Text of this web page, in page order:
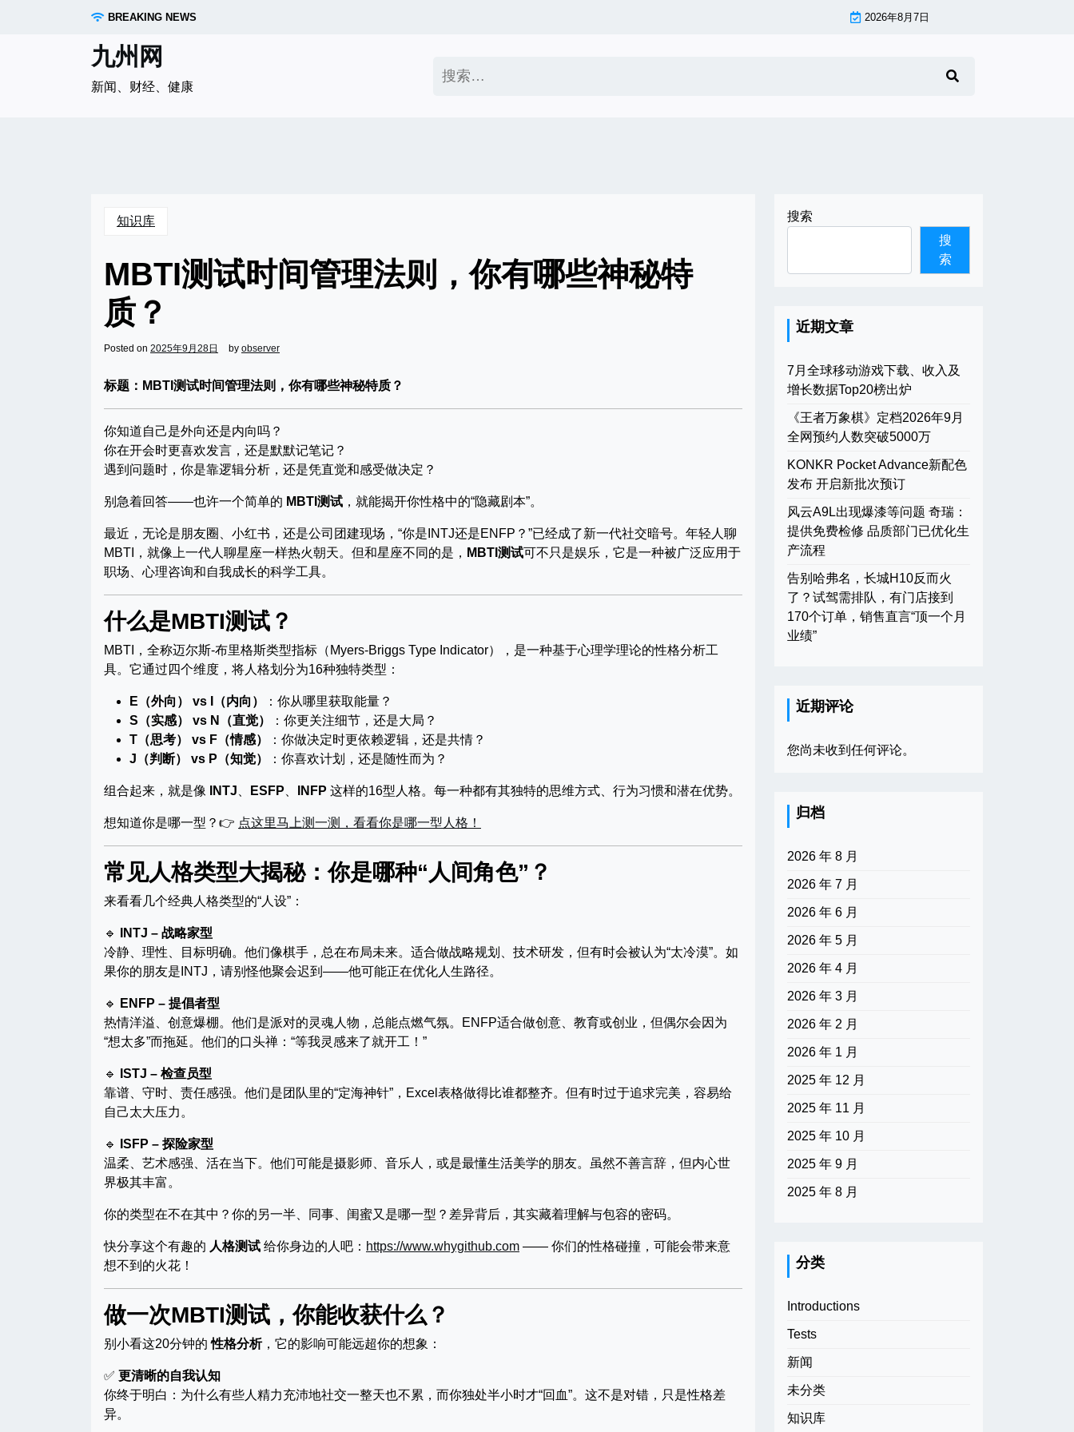
BREAKING NEWS 2026年8月7日
九州网
新闻、财经、健康
索：
知识库
MBTI测试时间管理法则，你有哪些神秘特
质？
Posted on 2025年9月28日 by observer
标题：MBTI测试时间管理法则，你有哪些神秘特质？
你知道自己是外向还是内向吗？
你在开会时更喜欢发言，还是默默记笔记？
遇到问题时，你是靠逻辑分析，还是凭直觉和感受做决定？
别急着回答——也许一个简单的 MBTI测试 ，就能揭开你性格中的“隐藏剧本”。
最近，无论是朋友圈、小红书，还是公司团建现场，“你是INTJ还是ENFP？”已经成了新一代社交暗号。年轻人聊
MBTI，就像上一代人聊星座一样热火朝天。但和星座不同的是， MBTI测试可不只是娱乐，它是一种被广泛应用于
职场、心理咨询和自我成长的科学工具。
什么是MBTI测试？
MBTI，全称迈尔斯-布里格斯类型指标（Myers-Briggs Type Indicator），是一种基于心理学理论的性格分析工
具。它通过四个维度，将人格划分为16种独特类型：
E（外向） vs I（内向）
：你从哪里获取能量？
S（实感） vs N（直觉）
：你更关注细节，还是大局？
T（思考） vs F（情感）
：你做决定时更依赖逻辑，还是共情？
J（判断） vs P（知觉）
：你喜欢计划，还是随性而为？
组合起来，就是像 INTJ ESFP INFP 这样的16型人格。每一种都有其独特的思维方式、行为习惯和潜在优势。
想知道你是哪一型？👉 点这里马上测一测，看看你是哪一型人格！
常见人格类型大揭秘：你是哪种“人间角色”？
来看看几个经典人格类型的“人设”：
🔹
INTJ – 战略家型
冷静、理性、目标明确。他们像棋手，总在布局未来。适合做战略规划、技术研发，但有时会被认为“太冷漠”。如
果你的朋友是INTJ，请别怪他聚会迟到——他可能正在优化人生路径。
🔹
ENFP – 提倡者型
热情洋溢、创意爆棚。他们是派对的灵魂人物，总能点燃气氛。ENFP适合做创意、教育或创业，但偶尔会因为
“想太多”而拖延。他们的口头禅：“等我灵感来了就开工！”
🔹
ISTJ – 检查员型
靠谱、守时、责任感强。他们是团队里的“定海神针”，Excel表格做得比谁都整齐。但有时过于追求完美，容易给
自己太大压力。
🔹
ISFP – 探险家型
温柔、艺术感强、活在当下。他们可能是摄影师、音乐人，或是最懂生活美学的朋友。虽然不善言辞，但内心世
界极其丰富。
你的类型在不在其中？你的另一半、同事、闺蜜又是哪一型？差异背后，其实藏着理解与包容的密码。
快分享这个有趣的 人格测试 给你身边的人吧： https://www.whygithub.com —— 你们的性格碰撞，可能会带来意
想不到的火花！
做一次MBTI测试，你能收获什么？
别小看这20分钟的性格分析，它的影响可能远超你的想象：
✅ 更清晰的自我认知
你终于明白：为什么有些人精力充沛地社交一整天也不累，而你独处半小时才“回血”。这不是对错，只是性格差
异。
搜索
搜
索
近期文章
7月全球移动游戏下载、收入及
增长数据Top20榜出炉
《王者万象棋》定档2026年9月
全网预约人数突破5000万
KONKR Pocket Advance新配色
发布 开启新批次预订
风云A9L出现爆漆等问题 奇瑞：
提供免费检修 品质部门已优化生
产流程
告别哈弗名，长城H10反而火
了？试驾需排队，有门店接到
170个订单，销售直言“顶一个月
业绩”
近期评论
您尚未收到任何评论。
归档
2026 年 8 月
2026 年 7 月
2026 年 6 月
2026 年 5 月
2026 年 4 月
2026 年 3 月
2026 年 2 月
2026 年 1 月
2025 年 12 月
2025 年 11 月
2025 年 10 月
2025 年 9 月
2025 年 8 月
分类
Introductions
Tests
新闻
未分类
知识库